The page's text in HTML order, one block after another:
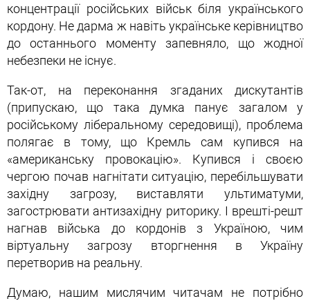
концентрації російських військ біля українського
кордону. Не дарма ж навіть українське керівництво
до останнього моменту запевняло, що жодної
небезпеки не існує.
Так-от, на переконання згаданих дискутантів
(припускаю, що така думка панує загалом у
російському ліберальному середовищі), проблема
полягає в тому, що Кремль сам купився на
«американську провокацію». Купився і своєю
чергою почав нагнітати ситуацію, перебільшувати
західну загрозу, виставляти ультиматуми,
загострювати антизахідну риторику. І врешті-решт
нагнав війська до кордонів з Україною, чим
віртуальну загрозу вторгнення в Україну
перетворив на реальну.
Думаю, нашим мислячим читачам не потрібно